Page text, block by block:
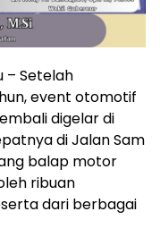
– Setelah
event otomotif
digelar di
di Jalan Sam
balap motor
ribuan
dari berbagai